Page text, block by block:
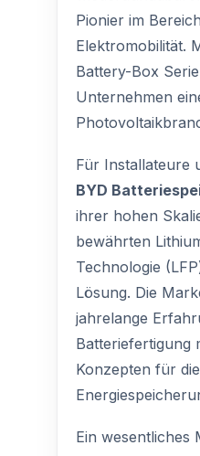
Pionier im
Elektromobilität.
Battery-Box
Unternehmen
Für Installateure
BYD
ihrer hohen
bewährten
Technologie
Lösung. Die
jahrelange
Batteriefertigung
Konzepten für
Ein wesentliches